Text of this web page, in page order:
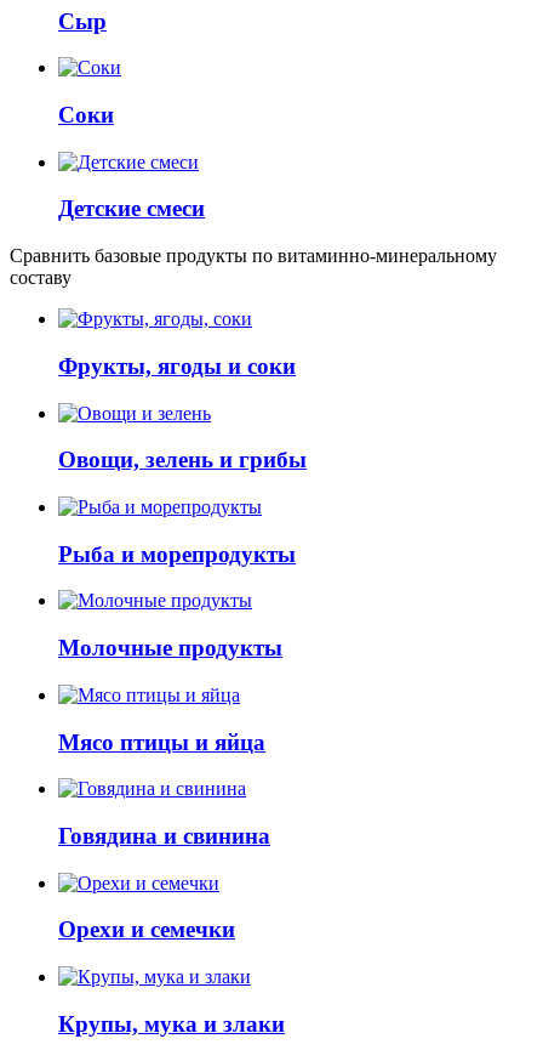
Сыр
Соки
Детские смеси
Сравнить базовые продукты по витаминно-минеральному
составу
Фрукты, ягоды и соки
Овощи, зелень и грибы
Рыба и морепродукты
Молочные продукты
Мясо птицы и яйца
Говядина и свинина
Орехи и семечки
Крупы, мука и злаки